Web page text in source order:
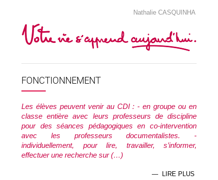
Nathalie CASQUINHA
FONCTIONNEMENT
Les élèves peuvent venir au CDI : - en groupe ou en
classe entière avec leurs professeurs de discipline
pour des séances pédagogiques en co-intervention
avec les professeurs documentalistes. -
individuellement, pour lire, travailler, s’informer,
effectuer une recherche sur (…)
— LIRE PLUS